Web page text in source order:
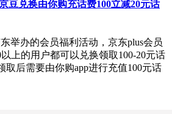
豆兑换由你购充话费100立减20元话
举办的会员福利活动，京东plus会员
上的用户都可以兑换领取100-20元话
取后需要由你购app进行充值100元话